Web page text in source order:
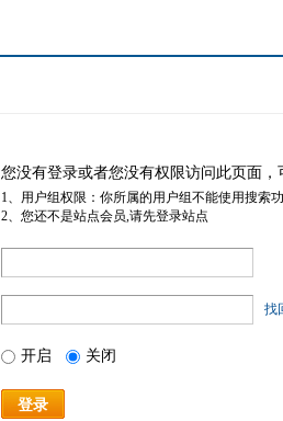
您没有登录或者您没有权限访问此页面
1、用户组权限：你所属的用户组不能使用搜索
2、您还不是站点会员,请先登录站点
找
开启 关闭
登录